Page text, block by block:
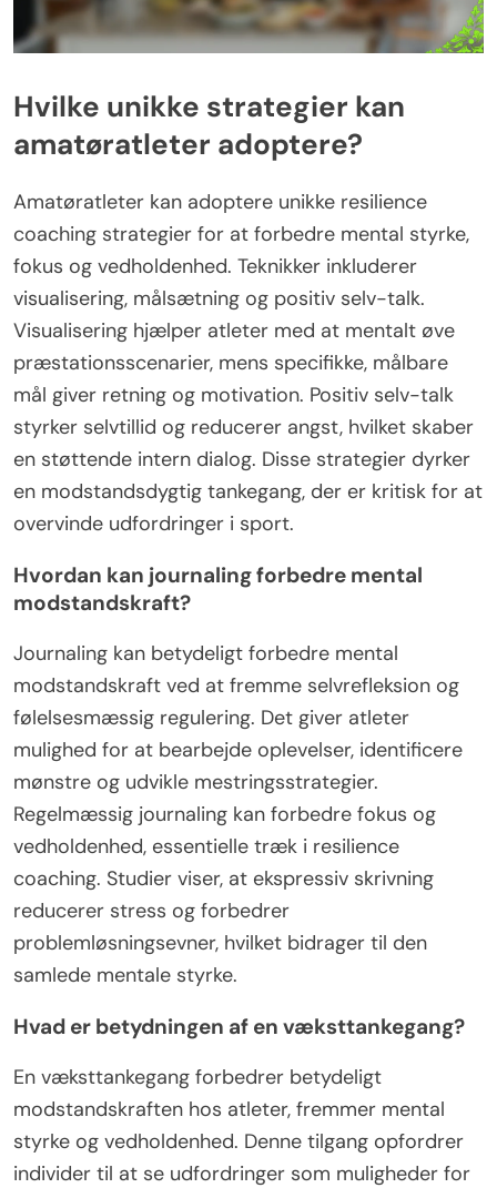
Hvilke unikke strategier kan
amatøratleter adoptere?
Amatøratleter kan adoptere unikke resilience
coaching strategier for at forbedre mental styrke,
fokus og vedholdenhed. Teknikker inkluderer
visualisering, målsætning og positiv selv-talk.
Visualisering hjælper atleter med at mentalt øve
præstationsscenarier, mens specifikke, målbare
mål giver retning og motivation. Positiv selv-talk
styrker selvtillid og reducerer angst, hvilket skaber
en støttende intern dialog. Disse strategier dyrker
en modstandsdygtig tankegang, der er kritisk for at
overvinde udfordringer i sport.
Hvordan kan journaling forbedre mental
modstandskraft?
Journaling kan betydeligt forbedre mental
modstandskraft ved at fremme selvrefleksion og
følelsesmæssig regulering. Det giver atleter
mulighed for at bearbejde oplevelser, identificere
mønstre og udvikle mestringsstrategier.
Regelmæssig journaling kan forbedre fokus og
vedholdenhed, essentielle træk i resilience
coaching. Studier viser, at ekspressiv skrivning
reducerer stress og forbedrer
problemløsningsevner, hvilket bidrager til den
samlede mentale styrke.
Hvad er betydningen af en væksttankegang?
En væksttankegang forbedrer betydeligt
modstandskraften hos atleter, fremmer mental
styrke og vedholdenhed. Denne tilgang opfordrer
individer til at se udfordringer som muligheder for